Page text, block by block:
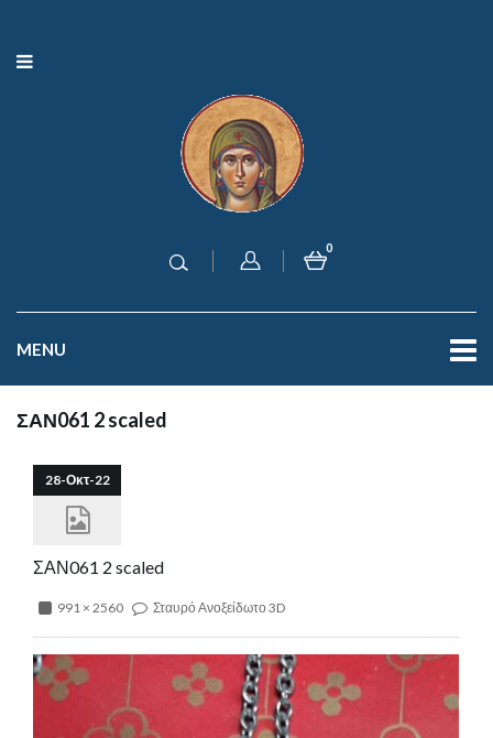
0
MENU
ΣΑΝ061 2 scaled
28-Οκτ-22
ΣΑΝ061 2 scaled
991 × 2560 Σταυρό Ανοξείδωτο 3D